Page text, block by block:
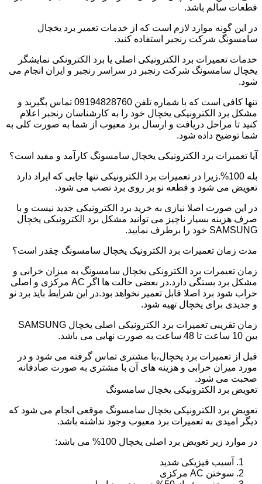
قطعات سالم باشد.
در این گونه موارد لازم است که از خدمات تعمیر برد یخچال
سامسونگ شرکت رنجبر استفاده کنید.
خدمات تعمیرات برد الکترونیکی اصلی یا برد الکترونکی نمایشگر
یخچال سامسونگ شرکت رنجبر در سراسر رنجبر و ایران انجام می
شود.
تنها کافی است که با شماره تلفن 09194828760 تماس بگیرید و
مشکل برد الکترونیکی یخچال خود را به کارشناسان رنجبر اعلام
کنید تا مراحل دریافت و ارسال برد معیوب از شما به صورت کلی به
شما توضیح داده شود.
آیا تعمیرات برد الکترونیکی یخچال سامسونگ کارآمد و مفید است؟
بله 100%.زیرا در تعمیرات برد الکترونیکی تنها جایی که ایراد دارد
تعویض می شود و قطعه نو بر روی برد نصب می شود.
در این صورت اصلا نیازی به خرید برد الکترونیکی جدید نیست و با
صرف هزینه بسیار ناچیز می توانید مشکل برد الکترونیکی یخچال
SAMSUNG خود را برطرف نمایید.
مدت زمان تعمیرات برد الکترونیک یخچال سامسونگ چقدر است؟
زمان تعیمرات برد الکترونکی یخچال سامسونگ به میزان خرابی و
مشکل برد بستگی دارد.در بعضی حالت ها اگر AC مرکزی و اصلی
خراب شود برد اصلا قابل تعمیر نخواهد بود.در این شرایط باید برد نو
و جدیدی برای یخچال تهیه شود.
زمان تقریبی تعمیرات برد الکترونیکی اصلی یخچال SAMSUNG
بین 10 ساعت تا 48 ساعت به صورت نهایی می باشد.
قبل از تعمیرات برد یخچال،با مشتری تماس گرفته می شود و در
مورد میزان خرابی و هزینه های آن با مشتری به صورت صادقانه
صحبت می شود.
تعویض برد الکترونیکی یخچال سامسونگ
تعویض برد الکترونیکی یخچال سامسونگ موقعی انجام می شود که
دیگر امیدی به تعمیرات برد معیوب وجود نداشته باشد.
در موارد زیر تعویض برد اصلی یخچال 100% می باشد:
آسیب فیزیکی شدید
سوختن AC مرکزی